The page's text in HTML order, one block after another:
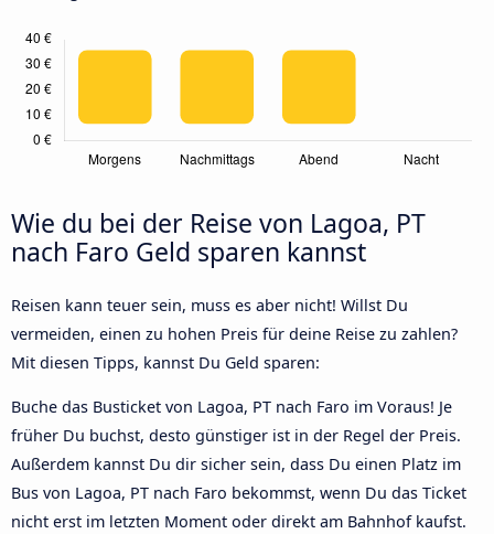
Wie du bei der Reise von Lagoa, PT
nach Faro Geld sparen kannst
Reisen kann teuer sein, muss es aber nicht! Willst Du
vermeiden, einen zu hohen Preis für deine Reise zu zahlen?
Mit diesen Tipps, kannst Du Geld sparen:
Buche das Busticket von Lagoa, PT nach Faro im Voraus! Je
früher Du buchst, desto günstiger ist in der Regel der Preis.
Außerdem kannst Du dir sicher sein, dass Du einen Platz im
Bus von Lagoa, PT nach Faro bekommst, wenn Du das Ticket
nicht erst im letzten Moment oder direkt am Bahnhof kaufst.